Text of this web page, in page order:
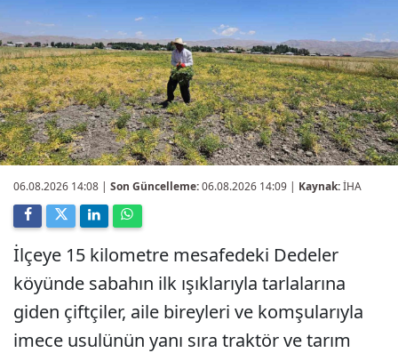
06.08.2026 14:08 | Son Güncelleme:06.08.2026 14:09 | Kaynak:İHA
İlçeye 15 kilometre mesafedeki Dedeler
köyünde sabahın ilk ışıklarıyla tarlalarına
giden çiftçiler, aile bireyleri ve komşularıyla
imece usulünün yanı sıra traktör ve tarım